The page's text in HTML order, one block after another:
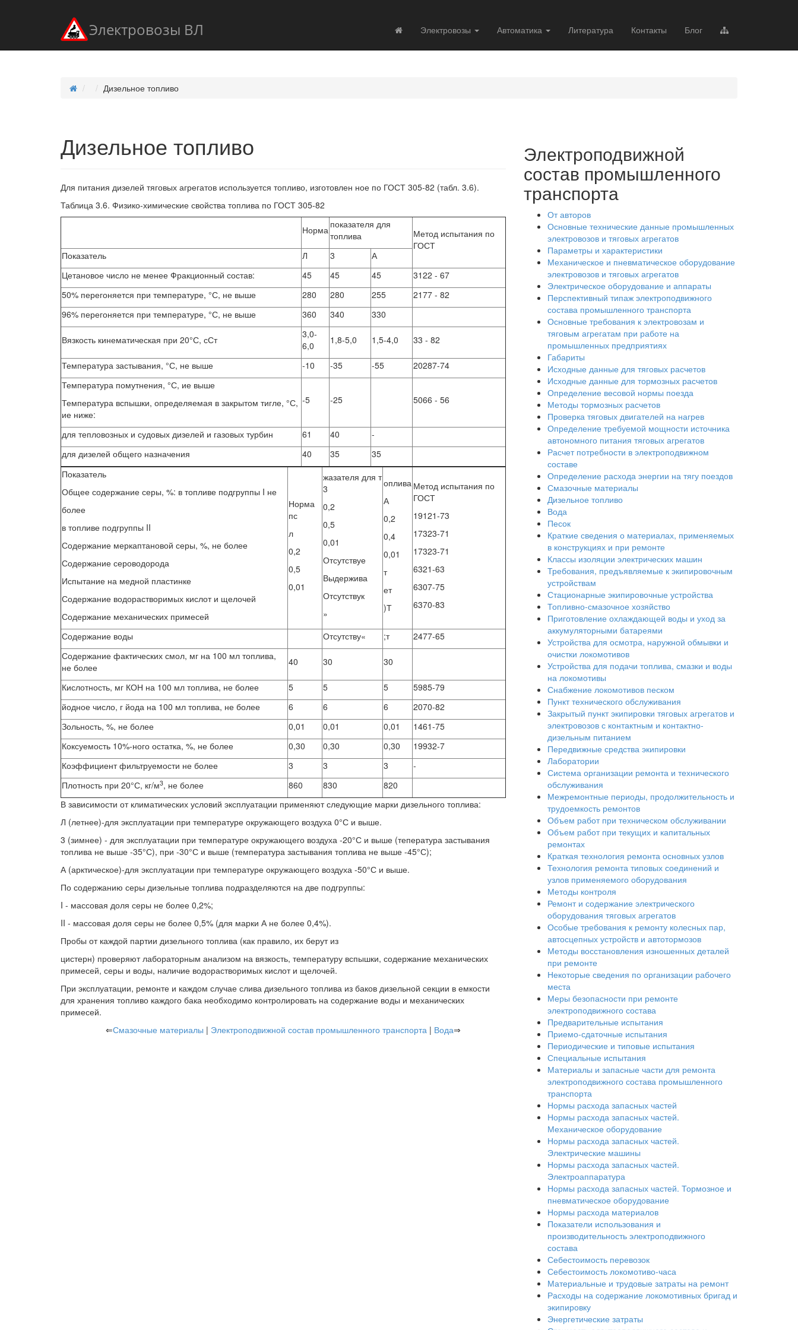
Электровозы ВЛ Электровозы Автоматика Литература Контакты Блог
Дизельное топливо
Дизельное топливо
Для питания дизелей тяговых агрегатов используется топливо, изготовлен ное по ГОСТ 305-82 (табл. 3.6).
Таблица 3.6. Физико-химические свойства топлива по ГОСТ 305-82
Норма показателя для
топлива
Метод испытания по
ГОСТ
Показатель
Л 3
А
Цетановое число не менее Фракционный состав:
45 45 45
3122 - 67
50% перегоняется при температуре, °С, не выше
280 280 255
2177 - 82
96% перегоняется при температуре, °С, не выше
360 340 330
Вязкость кинематическая при 20°С, сСт
3,0-
6,0
1,8-5,0 1,5-4,0 33 - 82
Температура застывания, °С, не выше -10 -35 -55
20287-74
Температура помутнения, °С, ие выше
Температура вспышки, определяемая в закрытом тигле, °С,
ие ниже:
-5 -25 5066 - 56
для тепловозных и судовых дизелей и газовых турбин 61 40
-
для дизелей общего назначения
40 35
35
Показатель
Общее содержание серы, %: в топливе подгруппы I не
более
в топливе подгруппы II
Содержание меркаптановой серы, %, не более
Содержание сероводорода
Испытание на медной пластинке
Содержание водорастворимых кислот и щелочей
Содержание механических примесей
Норма
пс
л
0,2
0,5
0,01
жазателя для т
3
0,2
0,5
0,01
Отсутствуе
Выдержива
Отсутствук
»
оплива
А
0,2
0,4
0,01
т
ет
)Т
Метод испытания по
ГОСТ
19121-73
17323-71
17323-71
6321-63
6307-75
6370-83
Содержание воды Отсутству« ;т
2477-65
Содержание фактических смол, мг на 100 мл топлива,
не более
40 30 30
Кислотность, мг КОН на 100 мл топлива, не более 5 5 5
5985-79
йодное число, г йода на 100 мл топлива, не более
6 6 6
2070-82
Зольность, %, не более
0,01 0,01 0,01
1461-75
Коксуемость 10%-ного остатка, %, не более
0,30 0,30 0,30
19932-7
Коэффициент фильтруемости не более
3 3 3
-
Плотность при 20°С, кг/м3, не более 860 830
820
В зависимости от климатических условий эксплуатации применяют следующие марки дизельного топлива:
Л (летнее)-для эксплуатации при температуре окружающего воздуха 0°С и выше.
3 (зимнее) - для эксплуатации при температуре окружающего воздуха -20°С и выше (тепература застывания
топлива не выше -35°С), при -30°С и выше (температура застывания топлива не выше -45°С);
А (арктическое)-для эксплуатации при температуре окружающего воздуха -50°С и выше.
По содержанию серы дизельные топлива подразделяются на две подгруппы:
I - массовая доля серы не более 0,2%;
II - массовая доля серы не более 0,5% (для марки А не более 0,4%).
Пробы от каждой партии дизельного топлива (как правило, их берут из
цистерн) проверяют лабораторным анализом на вязкость, температуру вспышки, содержание механических
примесей, серы и воды, наличие водорастворимых кислот и щелочей.
При эксплуатации, ремонте и каждом случае слива дизельного топлива из баков дизельной секции в емкости
для хранения топливо каждого бака необходимо контролировать на содержание воды и механических
примесей.
⇐Смазочные материалы | Электроподвижной состав промышленного транспорта | Вода⇒
Электроподвижной
состав промышленного
транспорта
От авторов
Основные технические данные промышленных
электровозов и тяговых агрегатов
Параметры и характеристики
Механическое и пневматическое оборудование
электровозов и тяговых агрегатов
Электрическое оборудование и аппараты
Перспективный типаж электроподвижного
состава промышленного транспорта
Основные требования к электровозам и
тяговым агрегатам при работе на
промышленных предприятиях
Габариты
Исходные данные для тяговых расчетов
Исходные данные для тормозных расчетов
Определение весовой нормы поезда
Методы тормозных расчетов
Проверка тяговых двигателей на нагрев
Определение требуемой мощности источника
автономного питания тяговых агрегатов
Расчет потребности в электроподвижном
составе
Определение расхода энергии на тягу поездов
Смазочные материалы
Дизельное топливо
Вода
Песок
Краткие сведения о материалах, применяемых
в конструкциях и при ремонте
Классы изоляции электрических машин
Требования, предъявляемые к экипировочным
устройствам
Стационарные экипировочные устройства
Топливно-смазочное хозяйство
Приготовление охлаждающей воды и уход за
аккумуляторными батареями
Устройства для осмотра, наружной обмывки и
очистки локомотивов
Устройства для подачи топлива, смазки и воды
на локомотивы
Снабжение локомотивов песком
Пункт технического обслуживания
Закрытый пункт экипировки тяговых агрегатов и
электровозов с контактным и контактно-
дизельным питанием
Передвижные средства экипировки
Лаборатории
Система организации ремонта и технического
обслуживания
Межремонтные периоды, продолжительность и
трудоемкость ремонтов
Объем работ при техническом обслуживании
Объем работ при текущих и капитальных
ремонтах
Краткая технология ремонта основных узлов
Технология ремонта типовых соединений и
узлов применяемого оборудования
Методы контроля
Ремонт и содержание электрического
оборудования тяговых агрегатов
Особые требования к ремонту колесных пар,
автосцепных устройств и автотормозов
Методы восстановления изношенных деталей
при ремонте
Некоторые сведения по организации рабочего
места
Меры безопасности при ремонте
электроподвижного состава
Предварительные испытания
Приемо-сдаточные испытания
Периодические и типовые испытания
Специальные испытания
Материалы и запасные части для ремонта
электроподвижного состава промышленного
транспорта
Нормы расхода запасных частей
Нормы расхода запасных частей.
Механическое оборудование
Нормы расхода запасных частей.
Электрические машины
Нормы расхода запасных частей.
Электроаппаратура
Нормы расхода запасных частей. Тормозное и
пневматическое оборудование
Нормы расхода материалов
Показатели использования и
производительность электроподвижного
состава
Себестоимость перевозок
Себестоимость локомотиво-часа
Материальные и трудовые затраты на ремонт
Расходы на содержание локомотивных бригад и
экипировку
Энергетические затраты